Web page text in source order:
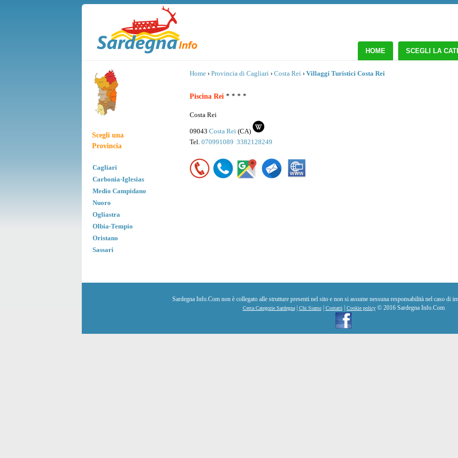
HOME SCEGLI LA
Scegli una
Provincia
Cagliari
Carbonia-Iglesias
Medio Campidano
Nuoro
Ogliastra
Olbia-Tempio
Oristano
Sassari
Home › Provincia di Cagliari › Costa Rei › Villaggi Turistici Costa Rei
Piscina Rei * * * *
Costa Rei
09043 Costa Rei (CA)
Tel. 070991089 3382128249
Sardegna Info.Com non è collegato alle strutture presenti nel sito e non si assume nessuna responsabilità nel caso di
Cerca Categorie Sardegna| Chi Siamo| Contatti Cookie policy© 2016 Sardegna Info.Com